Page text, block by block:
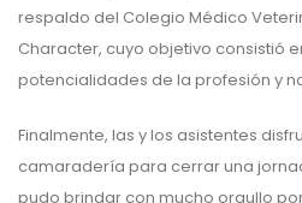
respaldo del Colegio Médico
Character, cuyo objetivo consistió
potencialidades de la profesión y
Finalmente, las y los asistentes
camaradería para cerrar una
pudo brindar con mucho orgullo